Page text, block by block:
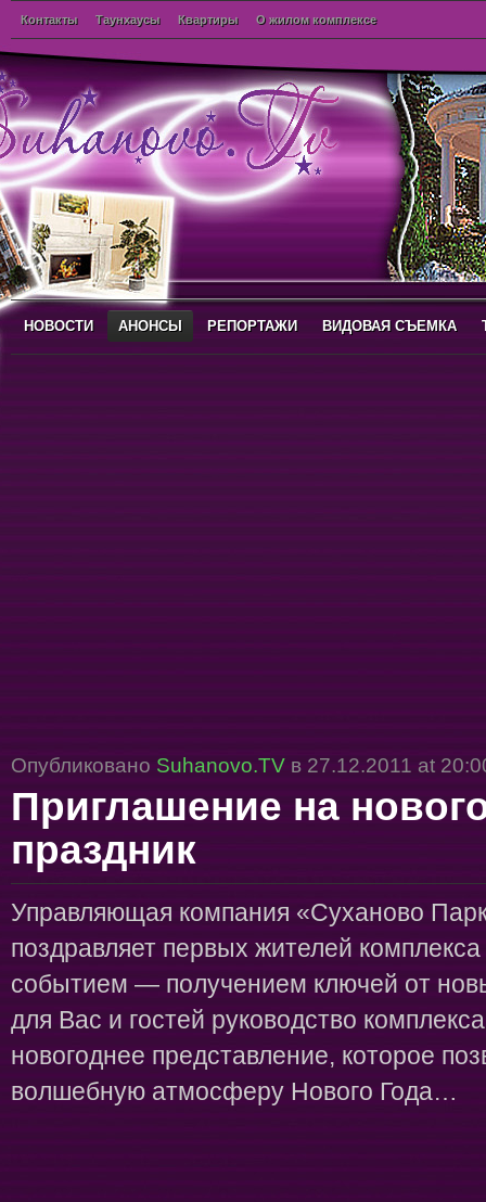
Контакты Таунхаусы Квартиры О жилом комплексе
НОВОСТИ АНОНСЫ РЕПОРТАЖИ ВИДОВАЯ СЪЕМКА
Опубликовано Suhanovo.TV в 27.12.2011 at
Приглашение на
праздник
Управляющая компания «Суханово
поздравляет первых жителей
событием — получением ключей от
для Вас и гостей руководство
новогоднее представление, которое
волшебную атмосферу Нового Года…